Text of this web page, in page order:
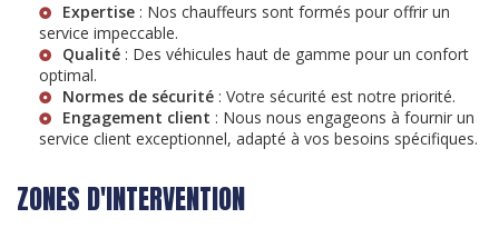
Expertise : Nos chauffeurs sont formés pour offrir un
service impeccable.
Qualité : Des véhicules haut de gamme pour un confort
optimal.
Normes de sécurité : Votre sécurité est notre priorité.
Engagement client : Nous nous engageons à fournir un
service client exceptionnel, adapté à vos besoins spécifiques.
ZONES D'INTERVENTION